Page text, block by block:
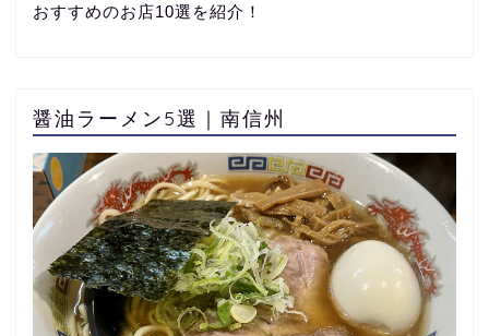
おすすめのお店10選を紹介！
醤油ラーメン5選｜南信州